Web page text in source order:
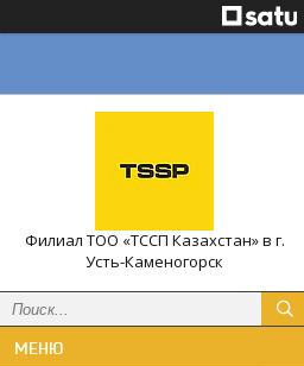
Филиал ТОО «ТССП Казахстан» в г.
Усть-Каменогорск